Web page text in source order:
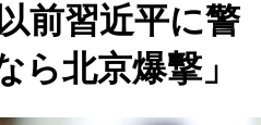
前習近平に警
ら北京爆撃」